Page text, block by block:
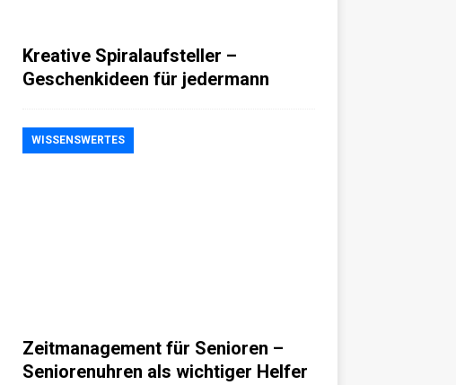
Kreative Spiralaufsteller –
Geschenkideen für jedermann
WISSENSWERTES
Zeitmanagement für Senioren –
Seniorenuhren als wichtiger Helfer